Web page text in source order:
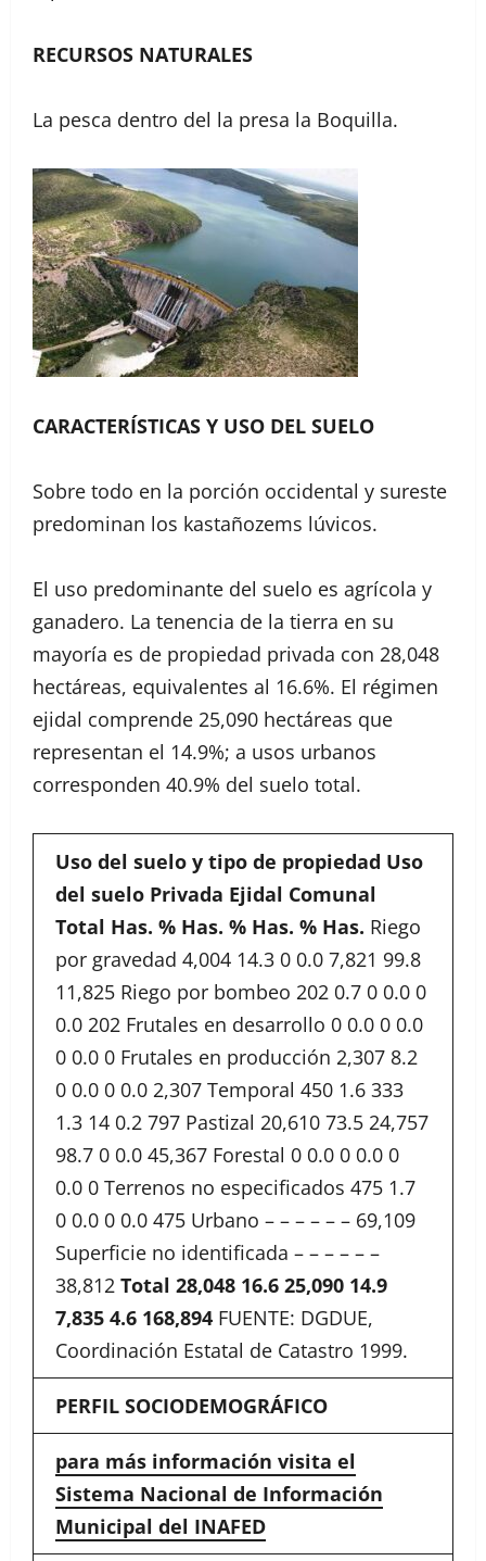
RECURSOS NATURALES
La pesca dentro del la presa la Boquilla.
CARACTERÍSTICAS Y USO DEL SUELO
Sobre todo en la porción occidental y sureste
predominan los kastañozems lúvicos.
El uso predominante del suelo es agrícola y
ganadero. La tenencia de la tierra en su
mayoría es de propiedad privada con 28,048
hectáreas, equivalentes al 16.6%. El régimen
ejidal comprende 25,090 hectáreas que
representan el 14.9%; a usos urbanos
corresponden 40.9% del suelo total.
Uso del suelo y tipo de propiedad Uso
del suelo Privada Ejidal Comunal
Total Has. % Has. % Has. % Has. Riego
por gravedad 4,004 14.3 0 0.0 7,821 99.8
11,825 Riego por bombeo 202 0.7 0 0.0 0
0.0 202 Frutales en desarrollo 0 0.0 0 0.0
0 0.0 0 Frutales en producción 2,307 8.2
0 0.0 0 0.0 2,307 Temporal 450 1.6 333
1.3 14 0.2 797 Pastizal 20,610 73.5 24,757
98.7 0 0.0 45,367 Forestal 0 0.0 0 0.0 0
0.0 0 Terrenos no especificados 475 1.7
0 0.0 0 0.0 475 Urbano – – – – – – 69,109
Superficie no identificada – – – – – –
38,812 Total 28,048 16.6 25,090 14.9
7,835 4.6 168,894 FUENTE: DGDUE,
Coordinación Estatal de Catastro 1999.
PERFIL SOCIODEMOGRÁFICO
para más información visita el
Sistema Nacional de Información
Municipal del INAFED